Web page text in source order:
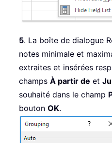
5. La boîte de dialogue
notes minimale et
extraites et insérées
champs À partir de et
souhaité dans le champ
bouton OK.